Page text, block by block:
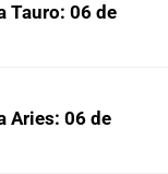
Tauro: 06 de
Aries: 06 de